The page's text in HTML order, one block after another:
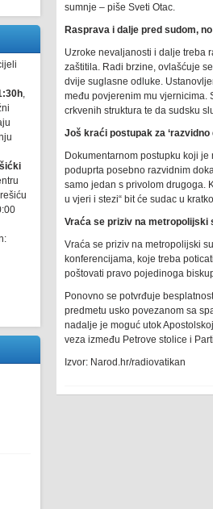
,
sumnje – piše Sveti Otac.
Rasprava i dalje pred sudom,
Uzroke nevaljanosti i dalje treba
zaštitila. Radi brzine, ovlašćuje
dvije suglasne odluke.
među povjerenim mu vjernicima.
crkvenih struktura te da sudsku
Još kraći postupak za ‘razvidno
Dokumentarnom postupku koji
poduprta posebno razvidnim
samo jedan s privolom drugoga.
u vjeri i stezi“ bit će sudac u
Vraća se priziv na metropolijski
Vraća se priziv na metropolijski
konferencijama, koje treba
poštovati pravo pojedinoga
Ponovno se potvrđuje
predmetu usko povezanom sa
nadalje je moguć utok
veza između Petrove stolice i
Izvor: Narod.hr/radiovatikan